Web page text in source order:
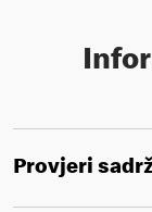
Provjeri